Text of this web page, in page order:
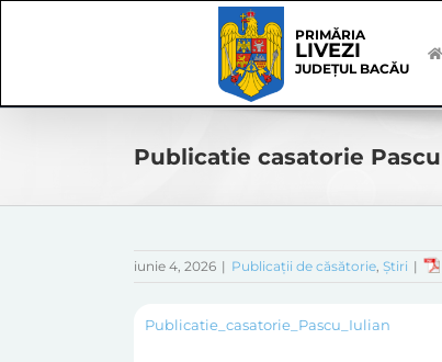
PRIMĂRIA
LIVEZI
JUDEȚUL BACĂU
Publicatie casatorie
iunie 4, 2026 | Publicații de căsătorie, Știri |
Publicatie_casatorie_Pascu_Iulian